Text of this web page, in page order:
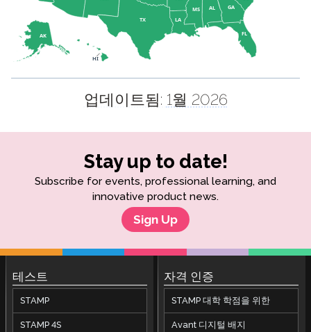
AL
AK FL
GA
HI
LA
MS
TX
업데이트됨: 1월 2026
Stay up to date!
Subscribe for events, professional learning, and
innovative product news.
Sign Up
테스트
STAMP
STAMP 4S
자격 인증
STAMP 대학 학점을 위한
Avant 디지털 배지